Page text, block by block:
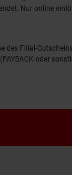
Nur online
des Filial-
oder